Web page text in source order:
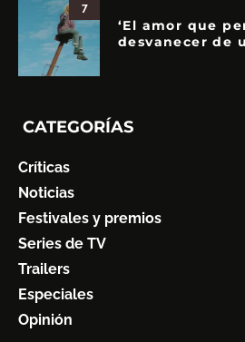
7
‘El amor que
desvanecer de
CATEGORÍAS
Críticas
Noticias
Festivales y premios
Series de TV
Trailers
Especiales
Opinión